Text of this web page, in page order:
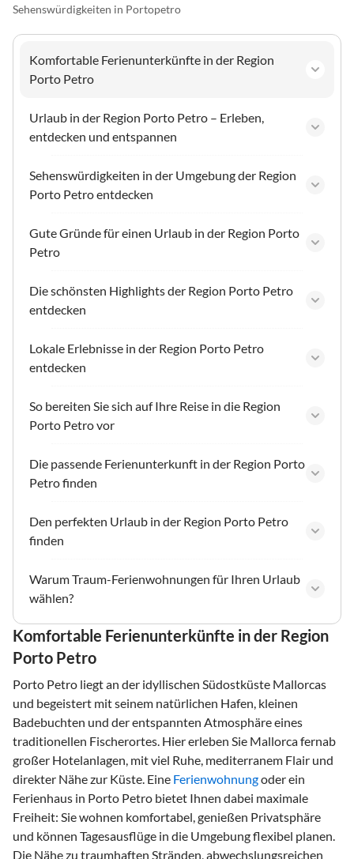
Sehenswürdigkeiten in Portopetro
Komfortable Ferienunterkünfte in der Region
Porto Petro
Urlaub in der Region Porto Petro – Erleben,
entdecken und entspannen
Sehenswürdigkeiten in der Umgebung der Region
Porto Petro entdecken
Gute Gründe für einen Urlaub in der Region Porto
Petro
Die schönsten Highlights der Region Porto Petro
entdecken
Lokale Erlebnisse in der Region Porto Petro
entdecken
So bereiten Sie sich auf Ihre Reise in die Region
Porto Petro vor
Die passende Ferienunterkunft in der Region Porto
Petro finden
Den perfekten Urlaub in der Region Porto Petro
finden
Warum Traum-Ferienwohnungen für Ihren Urlaub
wählen?
Komfortable Ferienunterkünfte in der Region
Porto Petro
Porto Petro liegt an der idyllischen Südostküste Mallorcas
und begeistert mit seinem natürlichen Hafen, kleinen
Badebuchten und der entspannten Atmosphäre eines
traditionellen Fischerortes. Hier erleben Sie Mallorca fernab
großer Hotelanlagen, mit viel Ruhe, mediterranem Flair und
direkter Nähe zur Küste. Eine Ferienwohnungoder ein
Ferienhaus in Porto Petro bietet Ihnen dabei maximale
Freiheit: Sie wohnen komfortabel, genießen Privatsphäre
und können Tagesausflüge in die Umgebung flexibel planen.
Die Nähe zu traumhaften Stränden, abwechslungsreichen